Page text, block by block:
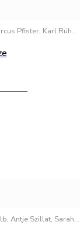
Max Bolliger, Géraldine Elschner, Wolfram Hänel, Marcus Pfister, Karl Rühmann, Gerda Marie Scheidl, Leo Tolstoi, Brigitte Weninger
Britta Sabbag, Nina Weger, Tobias Goldfarb, Suza Kolb, Antje Szillat, Sarah M. Kempen, Cally Stronk, Christin-Marie Below, Antje Herden, Anastasia Braun, Deniz Selek, Kai Pannen, Judith Kleinschmidt, Emma Stern